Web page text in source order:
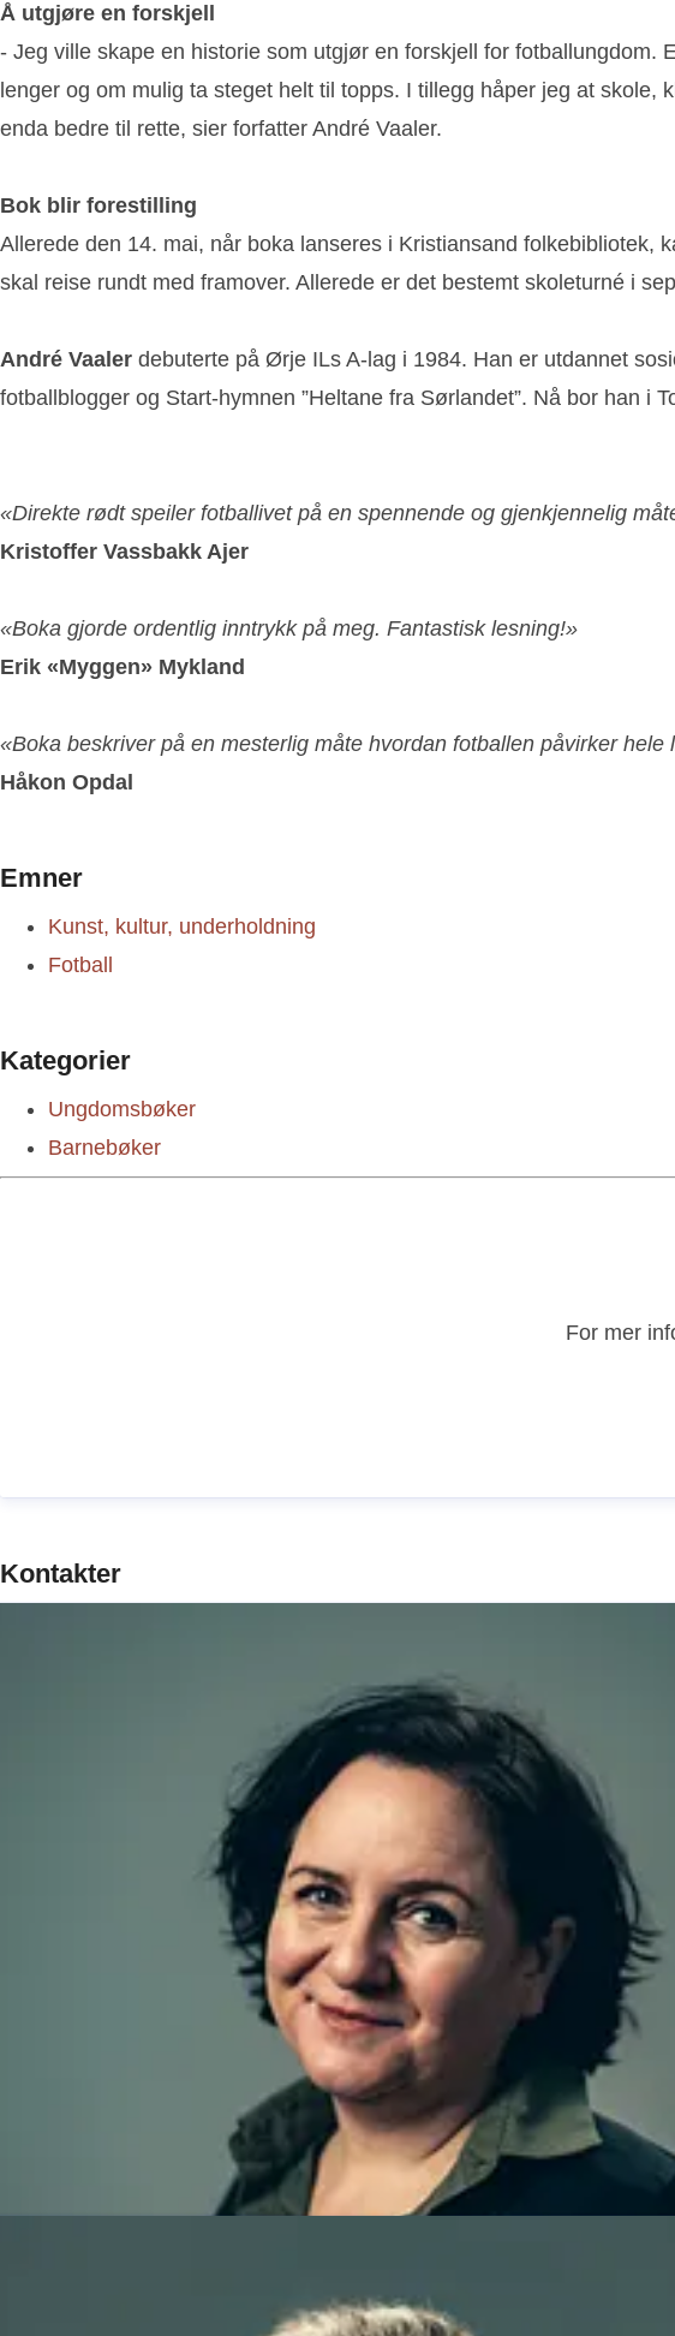
Å utgjøre en forskjell
- Jeg ville skape en historie som utgjør en forskjell for
lenger og om mulig ta steget helt til topps. I tillegg håper jeg at
enda bedre til rette, sier forfatter André Vaaler.
Bok blir forestilling
Allerede den 14. mai, når boka lanseres i Kristiansand folkebibliotek,
skal reise rundt med framover. Allerede er det bestemt skoleturné i
André Vaaler debuterte på Ørje ILs A-lag i 1984. Han er utdannet
fotballblogger og Start-hymnen ”Heltane fra Sørlandet”. Nå bor han
«Direkte rødt speiler fotballivet på en spennende og gjenkjennelig
Kristoffer Vassbakk Ajer
«Boka gjorde ordentlig inntrykk på meg. Fantastisk lesning!»
Erik «Myggen» Mykland
«Boka beskriver på en mesterlig måte hvordan fotballen påvirker hele
Håkon Opdal
Emner
Kunst, kultur, underholdning
Fotball
Kategorier
Ungdomsbøker
Barnebøker
For mer
Kontakter